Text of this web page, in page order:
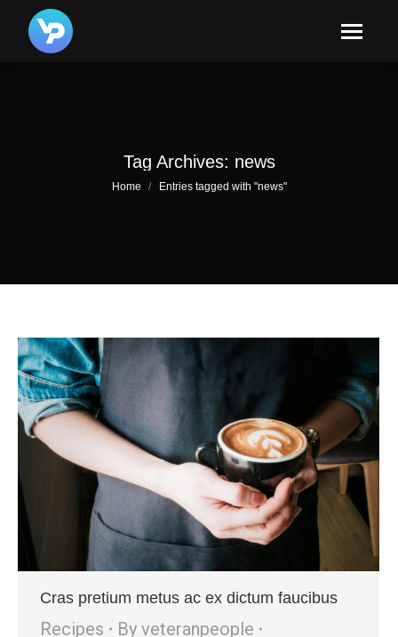
Tag Archives: news
You are here:
Home Entries tagged with "news"
Cras pretium metus ac ex dictum faucibus
Recipes By veteranpeople